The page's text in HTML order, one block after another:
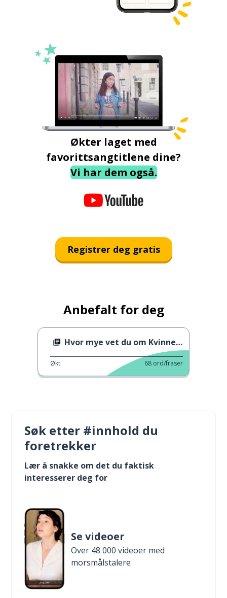
Økter laget med
favorittsangtitlene dine?
Vi har dem også.
Registrer deg gratis
Anbefalt for deg
Hvor mye vet du om Kvinnedagen?
Økt 68 ord/fraser
Søk etter #innhold du
foretrekker
Lær å snakke om det du faktisk
interesserer deg for
Se videoer
Over 48 000 videoer med
morsmålstalere